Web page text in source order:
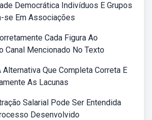
Democrática Indivíduos E Grupos
se Em Associações
Cada Figura Ao
Canal Mencionado No Texto
Que Completa Correta E
As Lacunas
Salarial Pode Ser Entendida
Desenvolvido